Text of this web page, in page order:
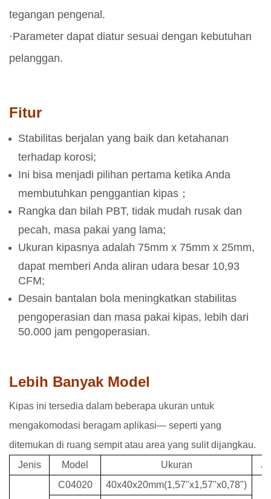
tegangan pengenal.
·Parameter dapat diatur sesuai dengan kebutuhan
pelanggan.
Fitur
Stabilitas berjalan yang baik dan ketahanan
terhadap korosi;
Ini bisa menjadi pilihan pertama ketika Anda
membutuhkan penggantian kipas；
Rangka dan bilah PBT, tidak mudah rusak dan
pecah, masa pakai yang lama;
Ukuran kipasnya adalah 75mm x 75mm x 25mm,
dapat memberi Anda aliran udara besar 10,93
CFM;
Desain bantalan bola meningkatkan stabilitas
pengoperasian dan masa pakai kipas, lebih dari
50.000 jam pengoperasian.
Lebih Banyak Model
Kipas ini tersedia dalam beberapa ukuran untuk
mengakomodasi beragam aplikasi— seperti yang
ditemukan di ruang sempit atau area yang sulit dijangkau.
Jenis
Model Ukuran
C04020 40x40x20mm(1,57"x1,57"x0,78")